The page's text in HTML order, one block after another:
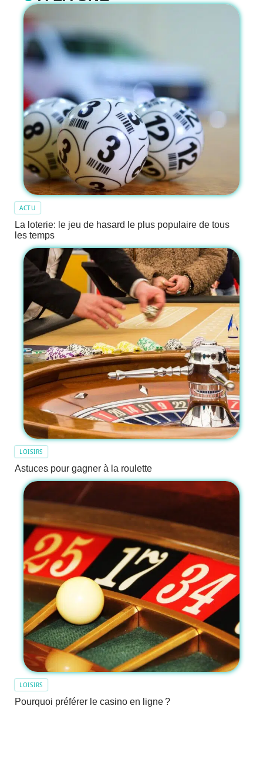
ACTU
La loterie: le jeu de hasard le plus populaire de tous
les temps
LOISIRS
Astuces pour gagner à la roulette
LOISIRS
Pourquoi préférer le casino en ligne ?